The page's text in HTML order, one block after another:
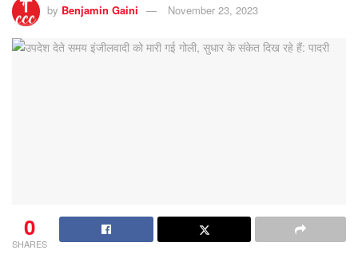
by Benjamin Gaini November 23, 2023
0
SHARES